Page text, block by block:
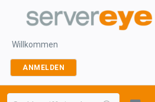
Willkommen
ANMELDEN